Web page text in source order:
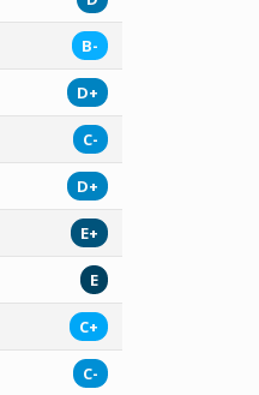
B-
D+
C-
D+
E+
E
C+
C-